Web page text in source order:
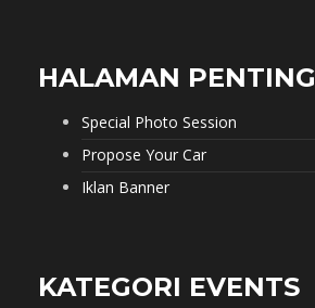
HALAMAN PENTING
Special Photo Session
Propose Your Car
Iklan Banner
KATEGORI EVENTS